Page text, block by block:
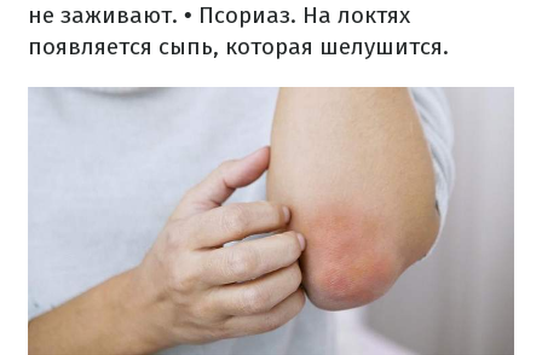
не заживают. • Псориаз. На локтях
появляется сыпь, которая шелушится.